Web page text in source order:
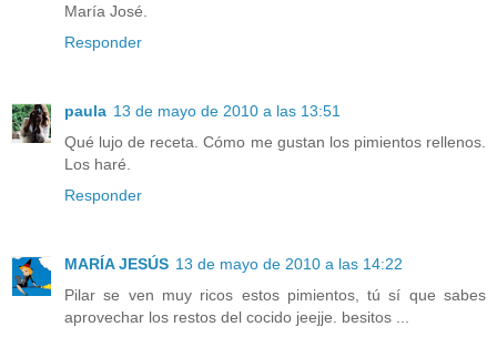
María José.
Responder
paula 13 de mayo de 2010 a las 13:51
Qué lujo de receta. Cómo me gustan los pimientos rellenos.
Los haré.
Responder
MARÍA JESÚS 13 de mayo de 2010 a las 14:22
Pilar se ven muy ricos estos pimientos, tú sí que sabes
aprovechar los restos del cocido jeejje. besitos ...